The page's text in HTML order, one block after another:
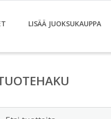
LISÄÄ JUOKSUKAUPPA